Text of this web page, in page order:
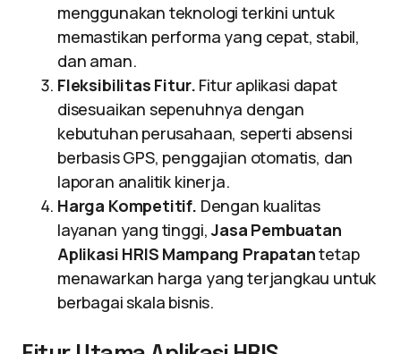
menggunakan teknologi terkini untuk
memastikan performa yang cepat, stabil,
dan aman.
Fleksibilitas Fitur. Fitur aplikasi dapat
disesuaikan sepenuhnya dengan
kebutuhan perusahaan, seperti absensi
berbasis GPS, penggajian otomatis, dan
laporan analitik kinerja.
Harga Kompetitif. Dengan kualitas
layanan yang tinggi,Jasa Pembuatan
Aplikasi HRIS Mampang Prapatantetap
menawarkan harga yang terjangkau untuk
berbagai skala bisnis.